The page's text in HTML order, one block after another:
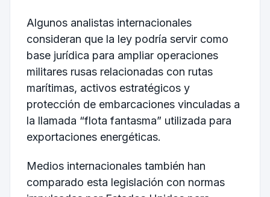
Algunos analistas internacionales
consideran que la ley podría servir como
base jurídica para ampliar operaciones
militares rusas relacionadas con rutas
marítimas, activos estratégicos y
protección de embarcaciones vinculadas a
la llamada “flota fantasma” utilizada para
exportaciones energéticas.
Medios internacionales también han
comparado esta legislación con normas